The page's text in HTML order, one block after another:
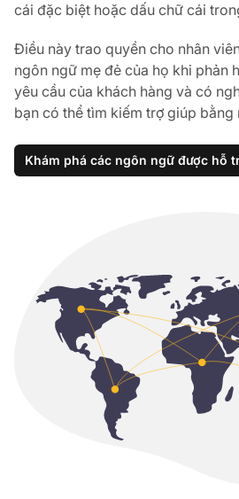
cái đặc biệt hoặc dấu chữ cái
Điều này trao quyền cho nhân
ngôn ngữ mẹ đẻ của họ khi phản
yêu cầu của khách hàng và có
bạn có thể tìm kiếm trợ giúp bằng
Khám phá các ngôn ngữ được hỗ